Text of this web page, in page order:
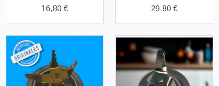
16,80 € 29,80 €